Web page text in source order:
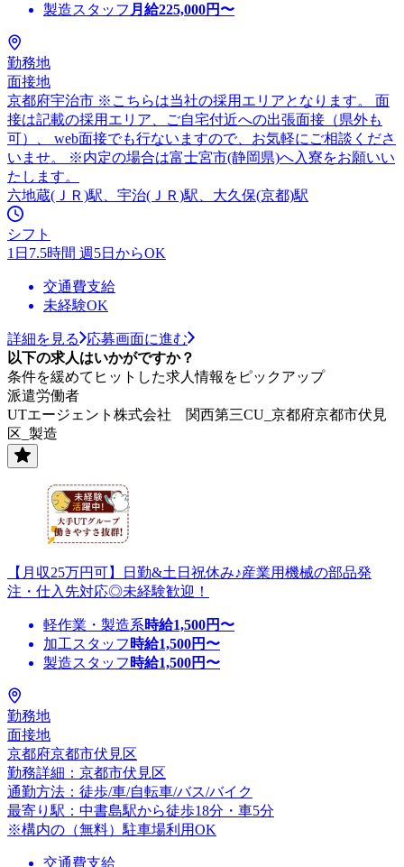
製造スタッフ 月給225,000円〜
勤務地
面接地
京都府宇治市 ※こちらは当社の採用エリアとなります。 面
接は記載の採用エリア、ご自宅付近への出張面接（県外も
可）、 web面接でも行ないますので、お気軽にご相談くださ
いませ。 ※内定の場合は富士宮市(静岡県)へ入寮をお願いい
たします。
六地蔵(ＪＲ)駅、宇治(ＪＲ)駅、大久保(京都)駅
シフト
1日7.5時間 週5日からOK
交通費支給
未経験OK
詳細を見る
応募画面に進む
以下の求人はいかがですか？
条件を緩めてヒットした求人情報をピックアップ
派遣労働者
UTエージェント株式会社 関西第三CU_京都府京都市伏見
区_製造
【月収25万円可】日勤&土日祝休み♪産業用機械の部品発
注・仕入先対応◎未経験歓迎！
軽作業・製造系時給1,500円〜
加工スタッフ 時給1,500円〜
製造スタッフ 時給1,500円〜
勤務地
面接地
京都府京都市伏見区
勤務詳細：京都市伏見区
通勤方法：徒歩/車/自転車/バス/バイク
最寄り駅：中書島駅から徒歩18分・車5分
※構内の（無料）駐車場利用OK
交通費支給